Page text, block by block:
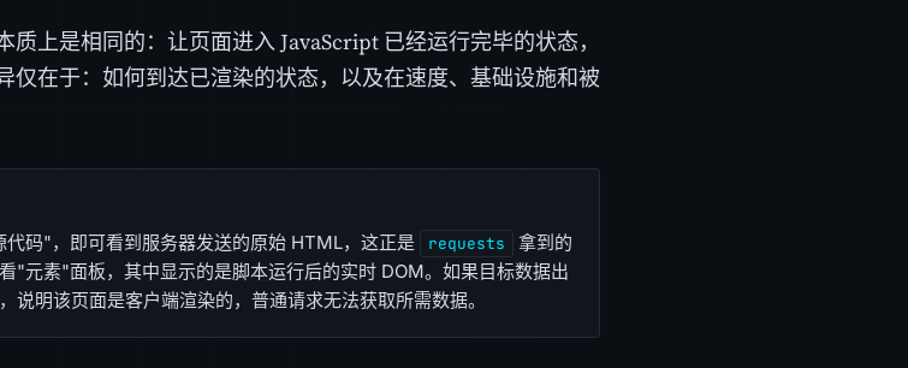
上是相同的：让页面进入 JavaScript 已经运行完毕的状态，
仅在于：如何到达已渲染的状态，以及在速度、基础设施和被
码"，即可看到服务器发送的原始 HTML，这正是 requests
拿到的
"元素"面板，其中显示的是脚本运行后的实时 DOM。如果目标数据出
说明该页面是客户端渲染的，普通请求无法获取所需数据。